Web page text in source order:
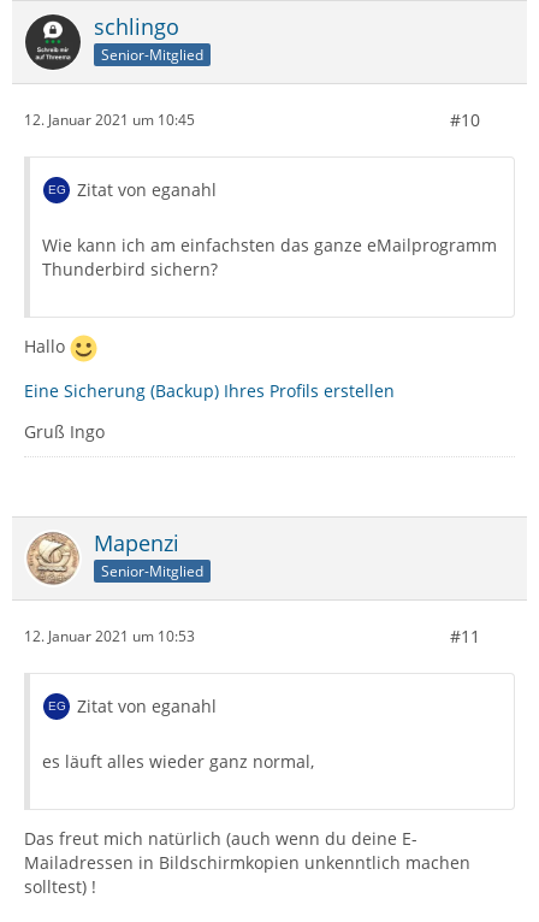
schlingo
Senior-Mitglied
12. Januar 2021 um 10:45 #10
Zitat von eganahl
Wie kann ich am einfachsten das ganze eMailprogramm
Thunderbird sichern?
Hallo
Eine Sicherung (Backup) Ihres Profils erstellen
Gruß Ingo
Mapenzi
Senior-Mitglied
12. Januar 2021 um 10:53 #11
Zitat von eganahl
es läuft alles wieder ganz normal,
Das freut mich natürlich (auch wenn du deine E-
Mailadressen in Bildschirmkopien unkenntlich machen
solltest) !